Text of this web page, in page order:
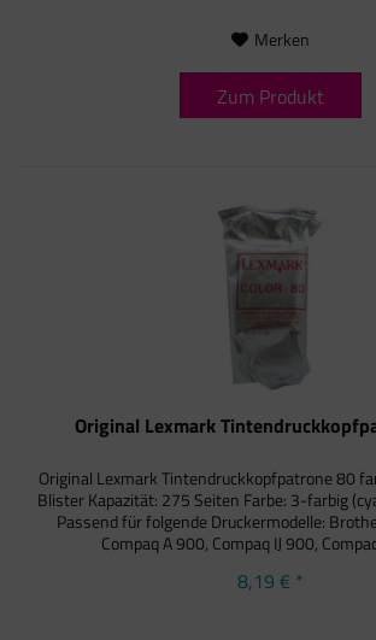
Merken
Zum Produkt
Original Lexmark
Original Lexmark Tintendruckkopfpatrone 80
Blister Kapazität: 275 Seiten Farbe: 3-farbig
Passend für folgende Druckermodelle:
Compaq A 900, Compaq IJ 900,
8,19 € *